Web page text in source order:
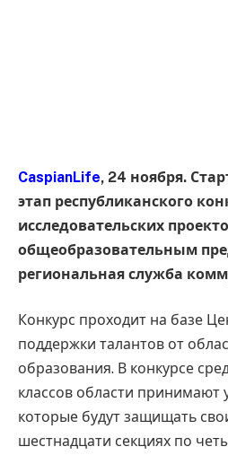
CaspianLife, 24 ноября.
этап республиканского
исследовательских
общеобразовательным
региональная служба
Конкурс проходит на базе
поддержки талантов от
образования. В конкурсе
классов области принимают
которые будут защищать
шестнадцати секциях по